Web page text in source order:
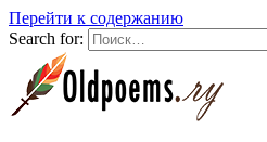
Перейти к содержанию
Search for: